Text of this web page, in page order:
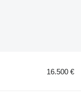
16.500 €